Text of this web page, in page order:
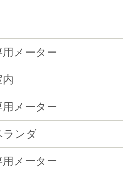
用メーター
内
用メーター
ランダ
用メーター